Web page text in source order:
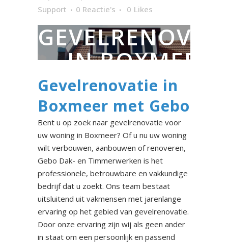
Support
0 Reactie's 0 Likes
IN BOXMEER
Gevelrenovatie in
Boxmeer met Gebo
Bent u op zoek naar gevelrenovatie voor
uw woning in Boxmeer? Of u nu uw woning
wilt verbouwen, aanbouwen of renoveren,
Gebo Dak- en Timmerwerken is het
professionele, betrouwbare en vakkundige
bedrijf dat u zoekt. Ons team bestaat
uitsluitend uit vakmensen met jarenlange
ervaring op het gebied van gevelrenovatie.
Door onze ervaring zijn wij als geen ander
in staat om een persoonlijk en passend